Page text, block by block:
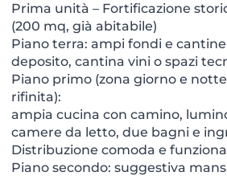
Prima unità – Fortificazione
(200 mq, già abitabile)
Piano terra: ampi fondi e
deposito, cantina vini o spazi
Piano primo (zona giorno e
rifinita):
ampia cucina con camino,
camere da letto, due bagni e
Distribuzione comoda e
Piano secondo: suggestiva